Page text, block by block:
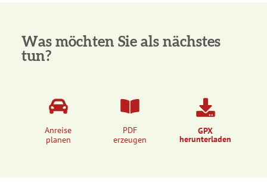
Was möchten Sie als nächstes
tun?
Anreise
planen
PDF
erzeugen
GPX
herunterladen